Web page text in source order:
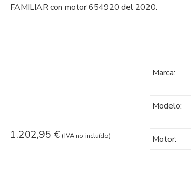
FAMILIAR con motor 654920 del 2020.
1.202,95 € (IVA no incluído)
Marca:
Modelo:
Motor: